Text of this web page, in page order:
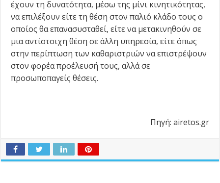
έχουν τη δυνατότητα, μέσω της μίνι κινητικότητας,
να επιλέξουν είτε τη θέση στον παλιό κλάδο τους ο
οποίος θα επανασυσταθεί, είτε να μετακινηθούν σε
μια αντίστοιχη θέση σε άλλη υπηρεσία, είτε όπως
στην περίπτωση των καθαριστριών να επιστρέψουν
στον φορέα προέλευσή τους, αλλά σε
προσωποπαγείς θέσεις.
Πηγή: airetos.gr